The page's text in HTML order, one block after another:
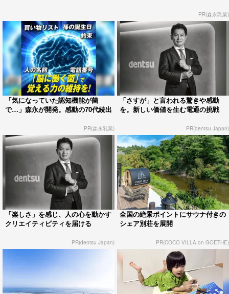
PR(森永乳業)
「気になっていた認知機能が菌
で…」森永が開発。感動の70代続出
PR(森永乳業)
「さすが」と言われる驚きや感動
を。新しい価値を生む電通の挑戦
PR(dentsu Japan)
「楽しさ」を感じ、人の心を動かす
クリエイティビティを届ける
PR(dentsu Japan)
全国の絶景ポイントにサウナ付きの
シェア別荘を展開
PR(COCO VILLA on GOETHE)